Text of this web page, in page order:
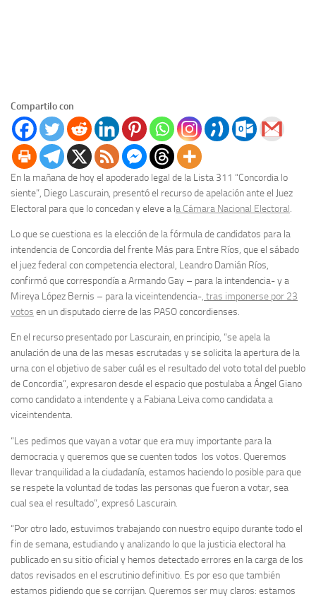
Compartilo con
En la mañana de hoy el apoderado legal de la Lista 311 “Concordia lo
siente”, Diego Lascurain, presentó el recurso de apelación ante el Juez
Electoral para que lo concedan y eleve a la Cámara Nacional Electoral.
Lo que se cuestiona es la elección de la fórmula de candidatos para la
intendencia de Concordia del frente Más para Entre Ríos, que el sábado
el juez federal con competencia electoral, Leandro Damián Ríos,
confirmó que correspondía a Armando Gay – para la intendencia- y a
Mireya López Bernis – para la viceintendencia-, tras imponerse por 23
votos en un disputado cierre de las PASO concordienses.
En el recurso presentado por Lascurain, en principio, “se apela la
anulación de una de las mesas escrutadas y se solicita la apertura de la
urna con el objetivo de saber cuál es el resultado del voto total del pueblo
de Concordia”, expresaron desde el espacio que postulaba a Ángel Giano
como candidato a intendente y a Fabiana Leiva como candidata a
viceintendenta.
“Les pedimos que vayan a votar que era muy importante para la
democracia y queremos que se cuenten todos los votos. Queremos
llevar tranquilidad a la ciudadanía, estamos haciendo lo posible para que
se respete la voluntad de todas las personas que fueron a votar, sea
cual sea el resultado”, expresó Lascurain.
“Por otro lado, estuvimos trabajando con nuestro equipo durante todo el
fin de semana, estudiando y analizando lo que la justicia electoral ha
publicado en su sitio oficial y hemos detectado errores en la carga de los
datos revisados en el escrutinio definitivo. Es por eso que también
estamos pidiendo que se corrijan. Queremos ser muy claros: estamos